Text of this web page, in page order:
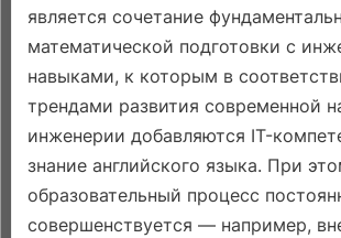
является сочетание
математической подготовки с
навыками, к которым в
трендами развития современной
инженерии добавляются IT-
знание английского языка. При
образовательный процесс
совершенствуется — например,